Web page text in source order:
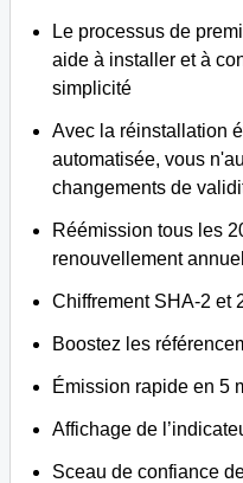
Le processus de
aide à installer et à
simplicité
Avec la réinstallation
automatisée, vous
changements de
Réémission tous les
renouvellement
Chiffrement SHA-2 et
Boostez les
Émission rapide en 5
Affichage de
Sceau de confiance